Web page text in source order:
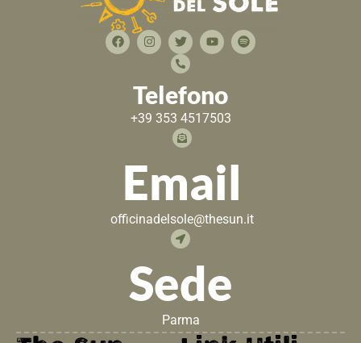
Telefono
+39 353 4517503
Email
officinadelsole@thesun.it
Sede
Parma